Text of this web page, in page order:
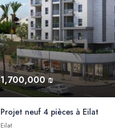
1,700,000 ₪
Projet neuf 4 pièces à Eilat
Eilat